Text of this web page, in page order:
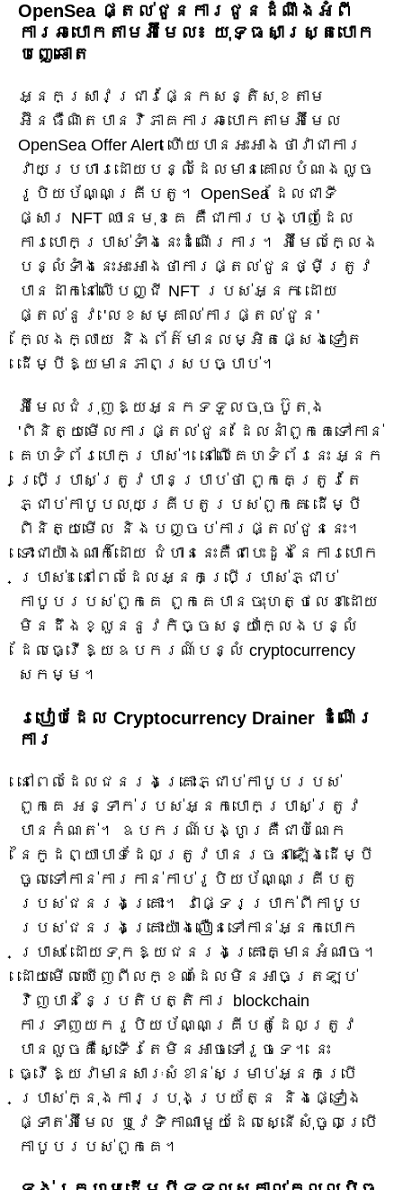
OpenSea ផ្តល់ជូនការជូនដំណឹងអំពី
ការឆបោកតាមអ៊ីមែល៖ យុទ្ធសាស្ត្របោក
បញ្ឆោត
អ្នកស្រាវជ្រាវផ្នែកសន្តិសុខតាម
អ៊ីនធឺណិតបានវិភាគការឆបោកតាមអ៊ីមែល
OpenSea Offer Alert ហើយបានអះអាងថាវាជាការ
វាយប្រហារដោយបន្លំដែលមានគោលបំណងលួច
រូបិយប័ណ្ណគ្រីបតូ។ OpenSea ដែលជាទី
ផ្សារ NFT ឈានមុខគេ គឺជាការបង្ហាញដែល
ការបោកប្រាស់ទាំងនេះដំណើរការ។ អ៊ីមែលក្លែង
បន្លំទាំងនេះអះអាងថាការផ្តល់ជូនថ្មីត្រូវ
បានដាក់នៅលើបញ្ជី NFT របស់អ្នក ដោយ
ផ្តល់នូវ 'លេខសម្គាល់ការផ្តល់ជូន'
ក្លែងក្លាយ និងព័ត៌មានលម្អិតផ្សេងទៀត
ដើម្បីឱ្យមានភាពស្របច្បាប់។
អ៊ីមែលជំរុញឱ្យអ្នកទទួលចុចប៊ូតុង
'ពិនិត្យមើលការផ្តល់ជូន' ដែលនាំពួកគេទៅកាន់
គេហទំព័របោកប្រាស់។ នៅលើគេហទំព័រនេះ អ្នក
ប្រើប្រាស់ត្រូវបានប្រាប់ថា ពួកគេត្រូវតែ
ភ្ជាប់កាបូបលុយគ្រីបតូរបស់ពួកគេ ដើម្បី
ពិនិត្យមើល និងបញ្ចប់ការផ្តល់ជូននេះ។
ទោះជាយ៉ាងណាក៏ដោយ ជំហាននេះគឺជាបេះដូងនៃការបោក
ប្រាស់៖ នៅពេលដែលអ្នកប្រើប្រាស់ភ្ជាប់
កាបូបរបស់ពួកគេ ពួកគេបានចុះហត្ថលេខាដោយ
មិនដឹងខ្លួននូវកិច្ចសន្យាក្លែងបន្លំ
ដែលធ្វើឱ្យឧបករណ៍បន្លំ cryptocurrency
សកម្ម។
របៀបដែល Cryptocurrency Drainer ដំណើរ
ការ
នៅពេលដែលជនរងគ្រោះភ្ជាប់កាបូបរបស់
ពួកគេ អន្ទាក់របស់អ្នកបោកប្រាស់ត្រូវ
បានកំណត់។ ឧបករណ៍បង្ហូរគឺជាបំណែក
នៃកូដព្យាបាទដែលត្រូវបានរចនាឡើងដើម្បី
ចូលទៅកាន់ការកាន់កាប់រូបិយប័ណ្ណគ្រីបតូ
របស់ជនរងគ្រោះ។ វាផ្ទេរប្រាក់ពីកាបូប
របស់ជនរងគ្រោះយ៉ាងលឿនទៅកាន់អ្នកបោក
ប្រាស់ ដោយទុកឱ្យជនរងគ្រោះគ្មានអំណាច។
ដោយមើលឃើញពីលក្ខណៈដែលមិនអាចត្រឡប់
វិញបាននៃប្រតិបត្តិការ blockchain
ការទាញយករូបិយប័ណ្ណគ្រីបតូដែលត្រូវ
បានលួចគឺស្ទើរតែមិនអាចទៅរួចទេ។ នេះ
ធ្វើឱ្យវាមានសារៈសំខាន់សម្រាប់អ្នកប្រើ
ប្រាស់ក្នុងការប្រុងប្រយ័ត្ន និងផ្ទៀង
ផ្ទាត់អ៊ីមែល ឬវេទិកាណាមួយដែលស្នើសុំចូលប្រើ
កាបូបរបស់ពួកគេ។